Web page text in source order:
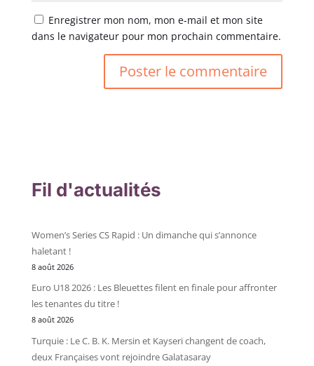
Enregistrer mon nom, mon e-mail et mon site
dans le navigateur pour mon prochain commentaire.
Fil d'actualités
Women’s Series CS Rapid : Un dimanche qui s’annonce
haletant !
8 août 2026
Euro U18 2026 : Les Bleuettes filent en finale pour affronter
les tenantes du titre !
8 août 2026
Turquie : Le C. B. K. Mersin et Kayseri changent de coach,
deux Françaises vont rejoindre Galatasaray